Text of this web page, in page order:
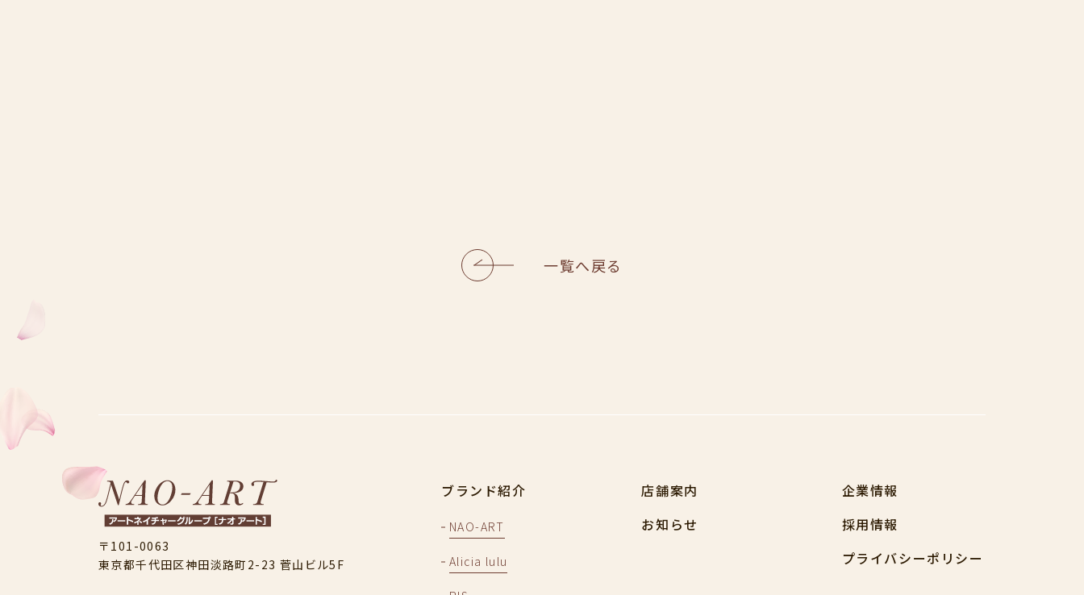
一覧へ戻る
〒101-0063
東京都千代田区神田淡路町2-23 菅山ビル5F
ブランド紹介
NAO-ART
Alicia lulu
店舗案内
お知らせ
企業情報
採用情報
プライバシーポリシー